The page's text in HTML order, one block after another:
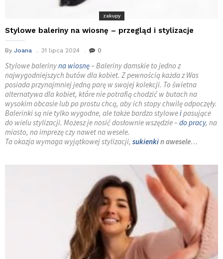
zakupy
Stylowe baleriny na wiosnę – przegląd i stylizacje
By Joana 31 lipca 2024 0
Stylowe balerinyna wiosnę– Baleriny damskie to jedno z
najwygodniejszych butów dla kobiet. Z pewnością każda z Was
posiada przynajmniej jedną parę w swojej kolekcji. To świetna
alternatywa dla kobiet, które nie potrafią chodzić w butach na
wysokim obcasie lub po prostu chcą, aby ich stopy chwilę odpoczęły.
Balerinki są nie tylko wygodne, ale także bardzo styloweipasujące
do wielu stylizacji. Możesz je nosić dosłownie wszędzie –do pracy, na
miasto, na imprezę czy nawet na wesele.
Ta okazja wymaga wyjątkowej stylizacji, sukienkin awesele…